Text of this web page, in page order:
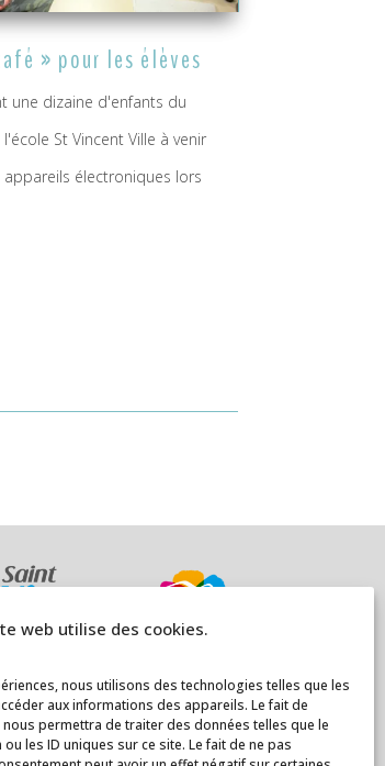
web utilise des cookies.
nous utilisons des technologies telles que les
aux informations des appareils. Le fait de
permettra de traiter des données telles que le
les ID uniques sur ce site. Le fait de ne pas
» pour les élèves
dizaine d'enfants du
St Vincent Ville à venir
électroniques lors